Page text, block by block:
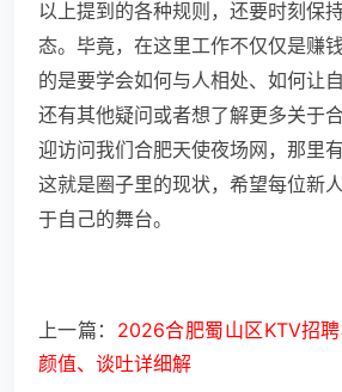
以上提到的各种规则，还要时刻保
态。毕竟，在这里工作不仅仅是赚
的是要学会如何与人相处、如何让
还有其他疑问或者想了解更多关于
迎访问我们合肥天使夜场网，那里
这就是圈子里的现状，希望每位新
于自己的舞台。
上一篇： 2026合肥蜀山区KTV招聘
颜值、谈吐详细解